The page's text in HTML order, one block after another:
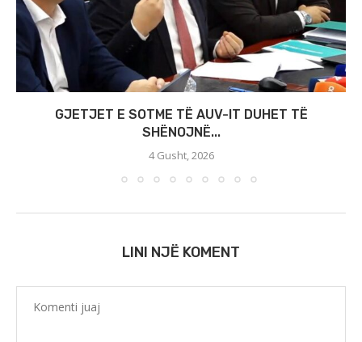
GJETJET E SOTME TË AUV-IT DUHET TË
SHËNOJNË...
4 Gusht, 2026
LINI NJË KOMENT